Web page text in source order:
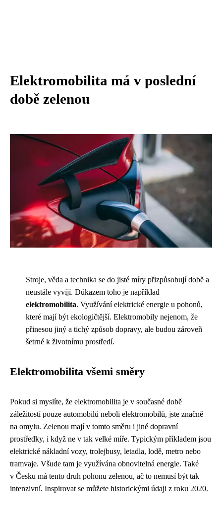
Elektromobilita má v poslední
době zelenou
Stroje, věda a technika se do jisté míry přizpůsobují době a
neustále vyvíjí. Důkazem toho je například
elektromobilita. Využívání elektrické energie u pohonů,
které mají být ekologičtější. Elektromobily nejenom, že
přinesou jiný a tichý způsob dopravy, ale budou zároveň
šetrné k životnímu prostředí.
Elektromobilita všemi směry
Pokud si myslíte, že elektromobilita je v současné době
záležitostí pouze automobilů neboli elektromobilů, jste značně
na omylu. Zelenou mají v tomto směru i jiné dopravní
prostředky, i když ne v tak velké míře. Typickým příkladem jsou
elektrické nákladní vozy, trolejbusy, letadla, lodě, metro nebo
tramvaje. Všude tam je využívána obnovitelná energie. Také
v Česku má tento druh pohonu zelenou, ač to nemusí být tak
intenzivní. Inspirovat se můžete historickými údaji z roku 2020.